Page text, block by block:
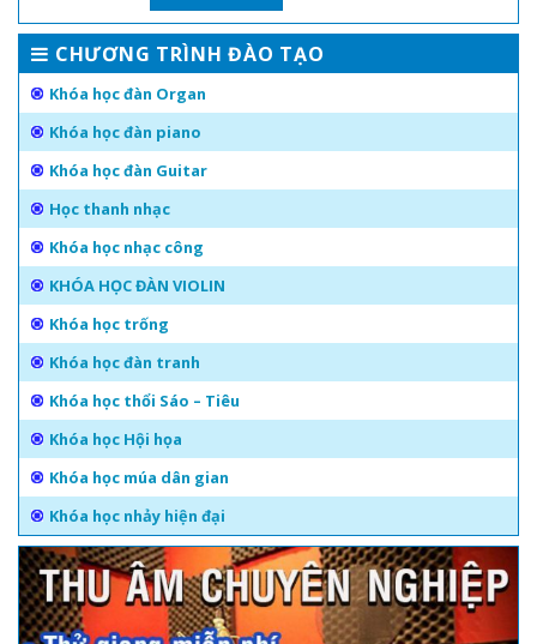
CHƯƠNG TRÌNH ĐÀO TẠO
Khóa học đàn Organ
Khóa học đàn piano
Khóa học đàn Guitar
Học thanh nhạc
Khóa học nhạc công
KHÓA HỌC ĐÀN VIOLIN
Khóa học trống
Khóa học đàn tranh
Khóa học thổi Sáo – Tiêu
Khóa học Hội họa
Khóa học múa dân gian
Khóa học nhảy hiện đại